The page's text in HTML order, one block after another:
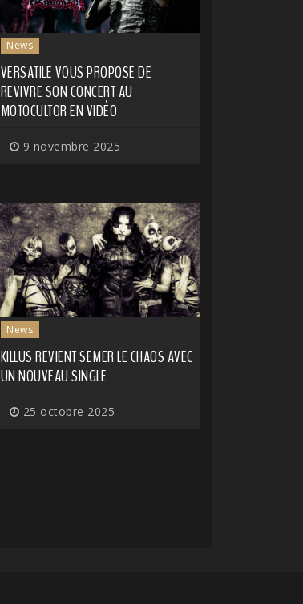
News
VERSATILE VOUS PROPOSE DE
REVIVRE SON CONCERT AU
MOTOCULTOR EN VIDÉO
9 novembre 2025
News
KILLUS REVIENT SEMER LE CHAOS AVEC
UN NOUVEAU SINGLE
25 octobre 2025